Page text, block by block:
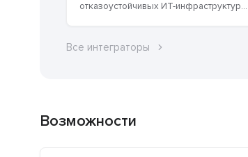
отказоустойчивых ИТ-инфраструктур...
Все интеграторы
Возможности